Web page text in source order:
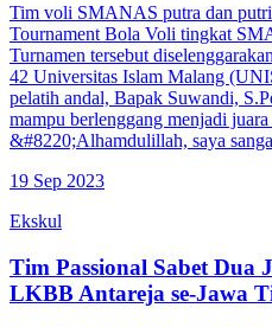
Tim voli SMANAS putra dan
Tournament Bola Voli tingkat
Turnamen tersebut
42 Universitas Islam Malang
pelatih andal, Bapak Suwandi,
mampu berlenggang menjadi
&#8220;Alhamdulillah, saya
19 Sep 2023
Ekskul
Tim Passional Sabet Dua
LKBB Antareja se-Jawa